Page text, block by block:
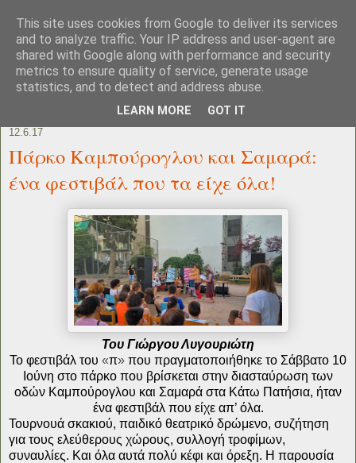
12.6.17
Πάρκο Καμπούρογλου και Σαμαρά:
ένα φεστιβάλ που τα είχε όλα!
Του Γιώργου Λυγουριώτη
Το φεστιβάλ του «π» που πραγματοποιήθηκε το Σάββατο 10
Ιούνη στο πάρκο που βρίσκεται στην διασταύρωση των
οδών Καμπούρογλου και Σαμαρά στα Κάτω Πατήσια, ήταν
ένα φεστιβάλ που είχε απ’ όλα.
Τουρνουά σκακιού, παιδικό θεατρικό δρώμενο, συζήτηση
για τους ελεύθερους χώρους, συλλογή τροφίμων,
συναυλίες. Και όλα αυτά πολύ κέφι και όρεξη. Η παρουσία
This site uses cookies from Google to deliver its services
and to analyze traffic. Your IP address and user-agent are
shared with Google along with performance and security
metrics to ensure quality of service, generate usage
statistics, and to detect and address abuse.
LEARN MORE GOT IT